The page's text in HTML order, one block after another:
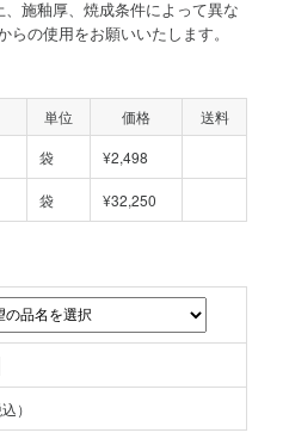
施釉厚、焼成条件によって異な
の使用をお願いいたします。
単位 価格
送料
袋 ¥2,498
袋 ¥32,250
）